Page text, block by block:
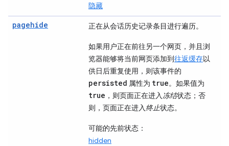
隐藏
pagehide 正在从会话历史记录条目进行遍历。
如果用户正在前往另一个网页，并且浏
览器能够将当前网页添加到往返缓存以
供日后重复使用，则该事件的
persisted 属性为 true。如果值为
true ，则页面正在进入冻结状态；否
则，页面正在进入终止状态。
可能的先前状态 ：
hidden